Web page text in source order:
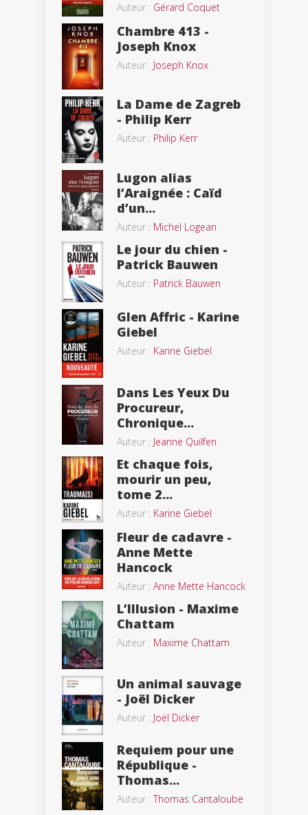
Auteur : Gérard Coquet
Chambre 413 -
Joseph Knox
Auteur : Joseph Knox
La Dame de Zagreb
- Philip Kerr
Auteur : Philip Kerr
Lugon alias
l’Araignée : Caïd
d’un...
Auteur : Michel Logean
Le jour du chien -
Patrick Bauwen
Auteur : Patrick Bauwen
Glen Affric - Karine
Giebel
Auteur : Karine Giebel
Dans Les Yeux Du
Procureur,
Chronique...
Auteur : Jeanne Quilfen
Et chaque fois,
mourir un peu,
tome 2...
Auteur : Karine Giebel
Fleur de cadavre -
Anne Mette
Hancock
Auteur : Anne Mette Hancock
L’Illusion - Maxime
Chattam
Auteur : Maxime Chattam
Un animal sauvage
- Joël Dicker
Auteur : Joël Dicker
Requiem pour une
République -
Thomas...
Auteur :Thomas Cantaloube